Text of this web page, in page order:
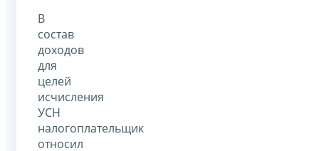
В
состав
доходов
для
целей
исчисления
УСН
налогоплательщик
относил